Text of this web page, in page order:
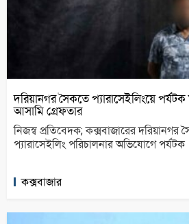
দরিয়ানগর সৈকতে প্যারাসেইলিংয়ে
আসামি গ্রেফতার
নিজস্ব প্রতিবেদক; কক্সবাজারের
প্যারাসেইলিং পরিচালনার অভিযোগে পর্যটক
কক্সবাজার